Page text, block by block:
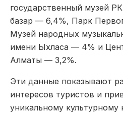
государственный музей
базар — 6,4%, Парк
Музей народных
имени Ыхласа — 4% и
Алматы — 3,2%.
Эти данные показывают
интересов туристов и
уникальному культурному